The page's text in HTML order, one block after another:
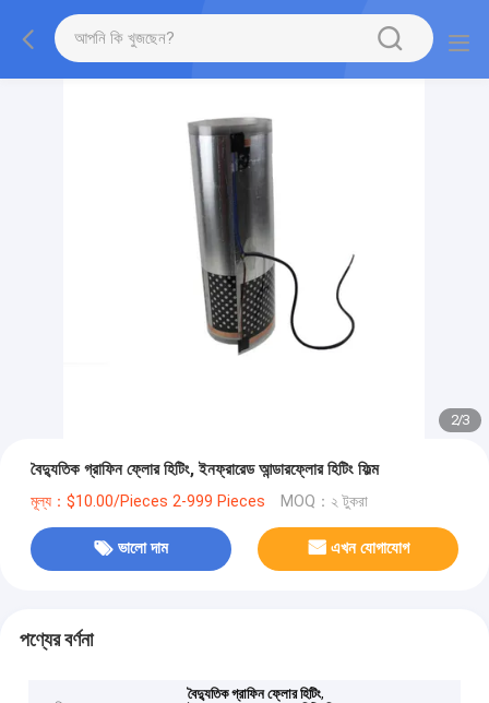
2/3
বৈদ্যুতিক গ্রাফিন ফ্লোর হিটিং, ইনফ্রারেড আন্ডারফ্লোর হিটিং ফিল্ম
মূল্য：$10.00/Pieces 2-999 Pieces MOQ：২ টুকরা
ভালো দাম এখন যোগাযোগ
পণ্যের বর্ণনা
বৈদ্যুতিক গ্রাফিন ফ্লোর হিটিং,